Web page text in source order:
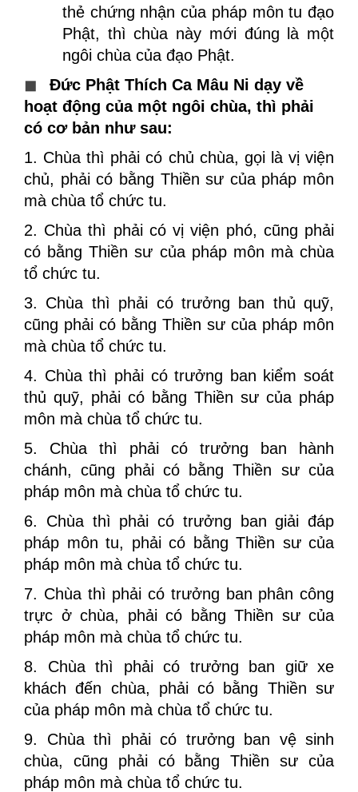
thẻ chứng nhận của pháp môn tu đạo
Phật, thì chùa này mới đúng là một
ngôi chùa của đạo Phật.
◼
Đức Phật Thích Ca Mâu Ni dạy về
hoạt động của một ngôi chùa, thì phải
có cơ bản như sau:
1. Chùa thì phải có chủ chùa, gọi là vị viện
chủ, phải có bằng Thiền sư của pháp môn
mà chùa tổ chức tu.
2. Chùa thì phải có vị viện phó, cũng phải
có bằng Thiền sư của pháp môn mà chùa
tổ chức tu.
3. Chùa thì phải có trưởng ban thủ quỹ,
cũng phải có bằng Thiền sư của pháp môn
mà chùa tổ chức tu.
4. Chùa thì phải có trưởng ban kiểm soát
thủ quỹ, phải có bằng Thiền sư của pháp
môn mà chùa tổ chức tu.
5. Chùa thì phải có trưởng ban hành
chánh, cũng phải có bằng Thiền sư của
pháp môn mà chùa tổ chức tu.
6. Chùa thì phải có trưởng ban giải đáp
pháp môn tu, phải có bằng Thiền sư của
pháp môn mà chùa tổ chức tu.
7. Chùa thì phải có trưởng ban phân công
trực ở chùa, phải có bằng Thiền sư của
pháp môn mà chùa tổ chức tu.
8. Chùa thì phải có trưởng ban giữ xe
khách đến chùa, phải có bằng Thiền sư
của pháp môn mà chùa tổ chức tu.
9. Chùa thì phải có trưởng ban vệ sinh
chùa, cũng phải có bằng Thiền sư của
pháp môn mà chùa tổ chức tu.